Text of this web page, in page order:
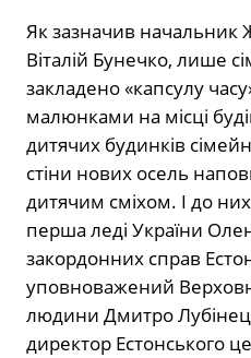
Як зазначив начальник
Віталій Бунечко, лише
закладено «капсулу
малюнками на місці
дитячих будинків
стіни нових осель
дитячим сміхом. І до
перша леді України
закордонних справ
уповноважений
людини Дмитро
директор Естонського